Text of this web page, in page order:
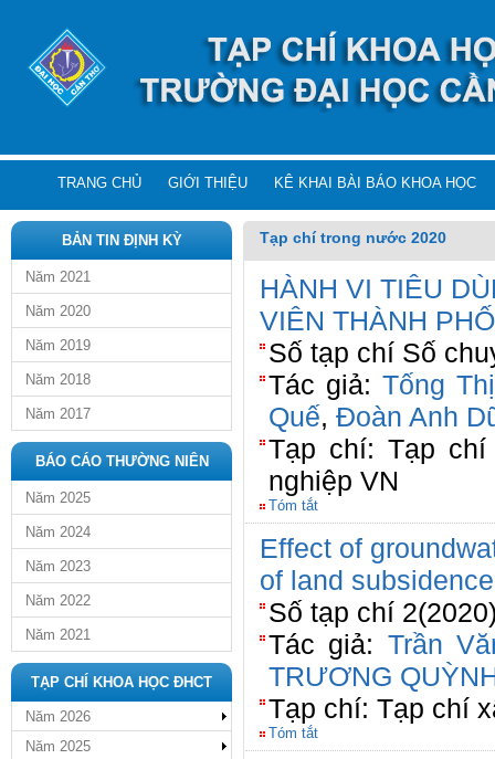
TRANG CHỦ GIỚI THIỆU KÊ KHAI BÀI BÁO KHOA HỌC
BẢN TIN ĐỊNH KỲ
Năm 2021
Năm 2020
Năm 2019
Năm 2018
Năm 2017
BÁO CÁO THƯỜNG NIÊN
Năm 2025
Năm 2024
Năm 2023
Năm 2022
Năm 2021
TẠP CHÍ KHOA HỌC ĐHCT
Năm 2026
Năm 2025
Tạp chí trong nước 2020
HÀNH VI TIÊU
VIÊN THÀNH
Số tạp chí Số
Tác giả:Tống
Quế, Đoàn Anh
Tạp chí: Tạp chí
nghiệp VN
Tóm tắt
Effect of
of land
Số tạp chí
Tác giả: Trần
TRƯƠNG
Tạp chí: Tạp chí
Tóm tắt